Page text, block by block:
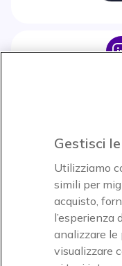
Onedirect,
Gestisci
Utilizziamo
simili per
acquisto,
l’esperienza
analizzare
visualizzare